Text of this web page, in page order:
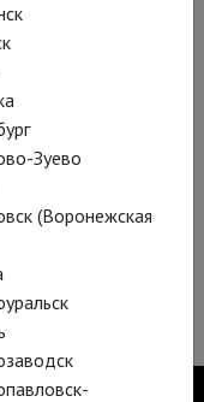
Маргаретен:
Зуево
(Воронежская